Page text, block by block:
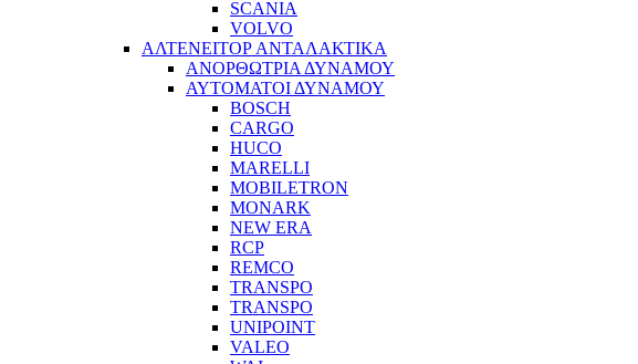
SCANIA
VOLVO
ΑΛΤΕΝΕΙΤΟΡ ΑΝΤΑΛΑΚΤΙΚΑ
ΑΝΟΡΘΩΤΡΙΑ ΔΥΝΑΜΟΥ
ΑΥΤΟΜΑΤΟΙ ΔΥΝΑΜΟΥ
BOSCH
CARGO
HUCO
MARELLI
MOBILETRON
MONARK
NEW ERA
RCP
REMCO
TRANSPO
TRANSPO
UNIPOINT
VALEO